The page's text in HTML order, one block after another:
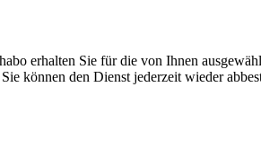
erhalten Sie für die von Ihnen
können den Dienst jederzeit wieder